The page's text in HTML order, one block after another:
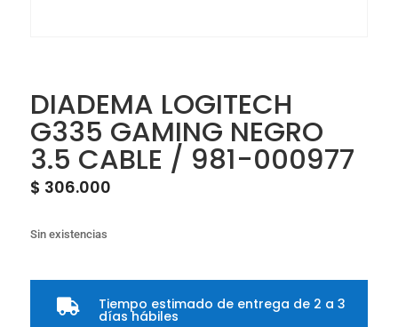
DIADEMA LOGITECH
G335 GAMING NEGRO
3.5 CABLE / 981-000977
$ 306.000
Sin existencias
 Tiempo estimado de entrega de 2 a 3
días hábiles